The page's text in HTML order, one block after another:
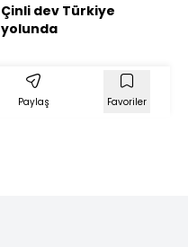
Çinli dev Türkiye
yolunda
Paylaş Favoriler